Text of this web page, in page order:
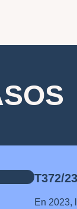
T372/23
En 2023,